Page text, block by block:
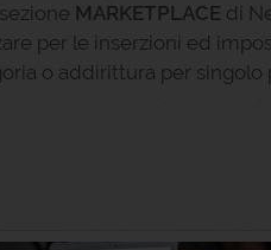
MARKETPLACE di
per le inserzioni ed
o addirittura per singolo